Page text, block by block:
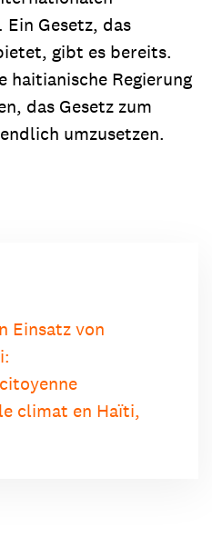
Gesetz, das
gibt es bereits.
Regierung
das Gesetz zum
umzusetzen.
Einsatz von
climat en Haïti,